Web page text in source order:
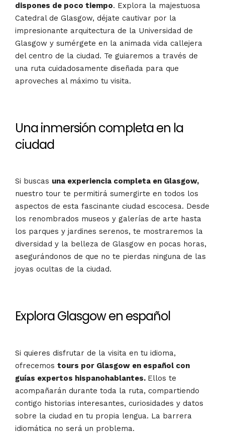
dispones de poco tiempo. Explora la majestuosa
Catedral de Glasgow, déjate cautivar por la
impresionante arquitectura de la Universidad de
Glasgow y sumérgete en la animada vida callejera
del centro de la ciudad. Te guiaremos a través de
una ruta cuidadosamente diseñada para que
aproveches al máximo tu visita.
Una inmersión completa en la
ciudad
Si buscas una experiencia completa en Glasgow,
nuestro tour te permitirá sumergirte en todos los
aspectos de esta fascinante ciudad escocesa. Desde
los renombrados museos y galerías de arte hasta
los parques y jardines serenos, te mostraremos la
diversidad y la belleza de Glasgow en pocas horas,
asegurándonos de que no te pierdas ninguna de las
joyas ocultas de la ciudad.
Explora Glasgow en español
Si quieres disfrutar de la visita en tu idioma,
ofrecemos tours por Glasgow en español con
guías expertos hispanohablantes. Ellos te
acompañarán durante toda la ruta, compartiendo
contigo historias interesantes, curiosidades y datos
sobre la ciudad en tu propia lengua. La barrera
idiomática no será un problema.